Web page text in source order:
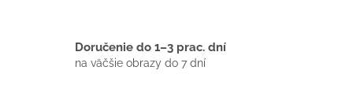
Doručenie do 1–3 prac. dní
na väčšie obrazy do 7 dní